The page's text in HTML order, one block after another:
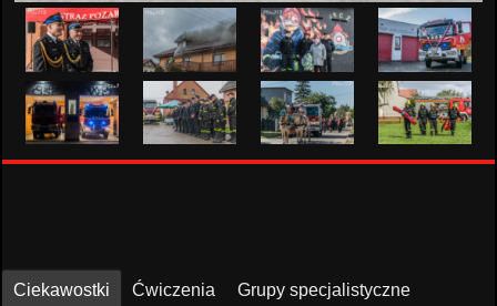
Ciekawostki Ćwiczenia Grupy specjalistyczne